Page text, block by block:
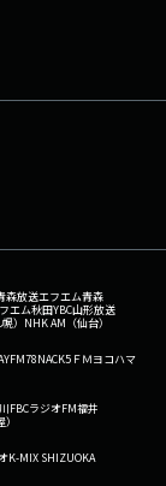
森放送エフエム青森
エム秋田YBC山形放送
） NHK AM（仙台）
NACK5 ＦＭヨコハマ
FBCラジオFM福井
K-MIX SHIZUOKA